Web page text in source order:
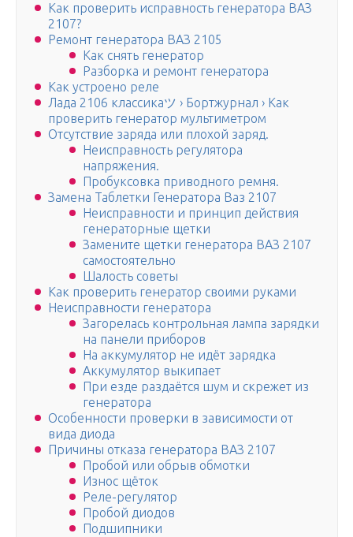
Как проверить исправность генератора ВАЗ
2107?
Ремонт генератора ВАЗ 2105
Как снять генератор
Разборка и ремонт генератора
Как устроено реле
Лада 2106 классикаツ › Бортжурнал › Как
проверить генератор мультиметром
Отсутствие заряда или плохой заряд.
Неисправность регулятора
напряжения.
Пробуксовка приводного ремня.
Замена Таблетки Генератора Ваз 2107
Неисправности и принцип действия
генераторные щетки
Замените щетки генератора ВАЗ 2107
самостоятельно
Шалость советы
Как проверить генератор своими руками
Неисправности генератора
Загорелась контрольная лампа зарядки
на панели приборов
На аккумулятор не идёт зарядка
Аккумулятор выкипает
При езде раздаётся шум и скрежет из
генератора
Особенности проверки в зависимости от
вида диода
Причины отказа генератора ВАЗ 2107
Пробой или обрыв обмотки
Износ щёток
Реле-регулятор
Пробой диодов
Подшипники